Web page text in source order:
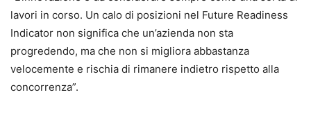
lavori in corso. Un calo di posizioni nel Future Readiness
Indicator non significa che un’azienda non sta
progredendo, ma che non si migliora abbastanza
velocemente e rischia di rimanere indietro rispetto alla
concorrenza”.